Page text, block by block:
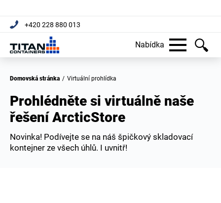
+420 228 880 013
Nabídka
Domovská stránka / Virtuální prohlídka
Prohlédněte si virtuálně naše
řešení ArcticStore
Novinka! Podívejte se na náš špičkový skladovací
kontejner ze všech úhlů. I uvnitř!